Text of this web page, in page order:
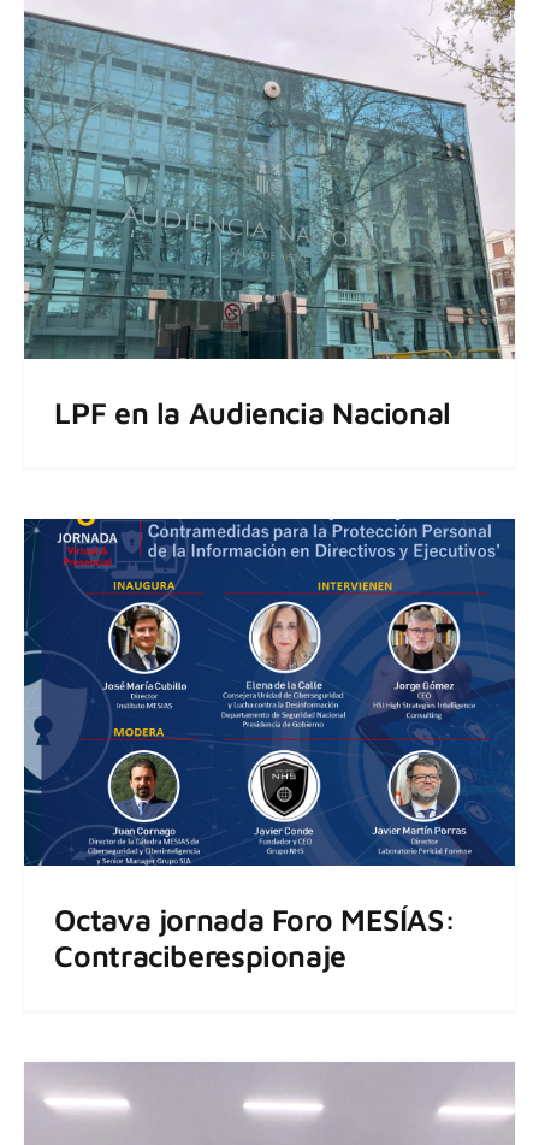
LPF en la Audiencia Nacional
Octava jornada Foro MESÍAS:
Contraciberespionaje